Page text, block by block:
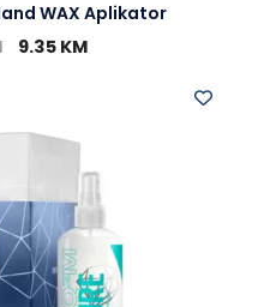
WAX Aplikator
9.35 KM